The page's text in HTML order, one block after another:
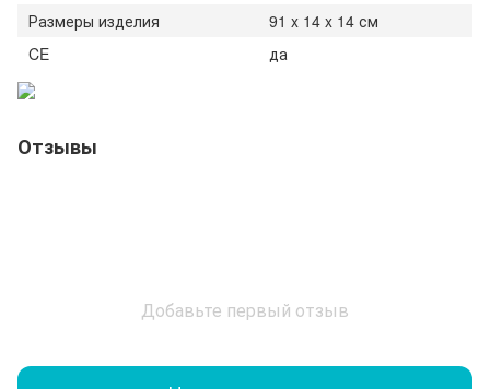
Размеры изделия
91 x 14 x 14 см
CE
да
Отзывы
Добавьте первый отзыв